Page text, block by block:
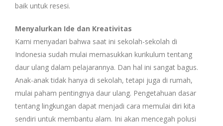
baik untuk resesi.
Menyalurkan Ide dan Kreativitas
Kami menyadari bahwa saat ini sekolah-sekolah di
Indonesia sudah mulai memasukkan kurikulum tentang
daur ulang dalam pelajarannya. Dan hal ini sangat bagus.
Anak-anak tidak hanya di sekolah, tetapi juga di rumah,
mulai paham pentingnya daur ulang. Pengetahuan dasar
tentang lingkungan dapat menjadi cara memulai diri kita
sendiri untuk membantu alam. Ini akan mencegah polusi